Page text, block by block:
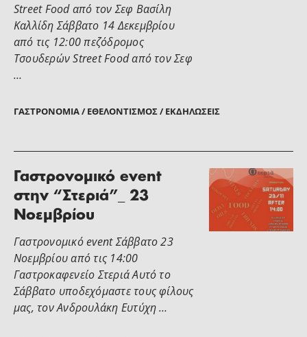
ΓΑΣΤΡΟΝΟΜΊΑ / ΕΘΕΛΟΝΤΙΣΜΌΣ / ΕΚΔΗΛΏΣΕΙΣ
Street Food από τον Σεφ Βασίλη
Καλλίδη Σάββατο 14 Δεκεμβρίου
από τις 12:00 πεζόδρομος
Τσουδερών Street Food από τον Σεφ
…
Γαστρονομικό event
στην “Στεριά”_ 23
Νοεμβρίου
Γαστρονομικό event Σάββατο 23
Νοεμβρίου από τις 14:00
Γαστροκαφενείο Στεριά Αυτό το
Σάββατο υποδεχόμαστε τους φίλους
μας, τον Ανδρουλάκη Ευτύχη …